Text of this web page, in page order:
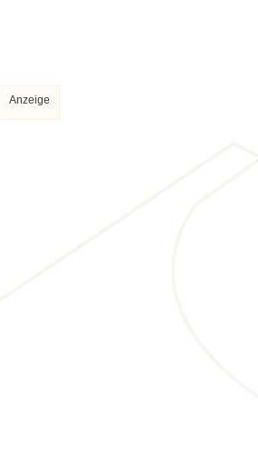
Anzeige